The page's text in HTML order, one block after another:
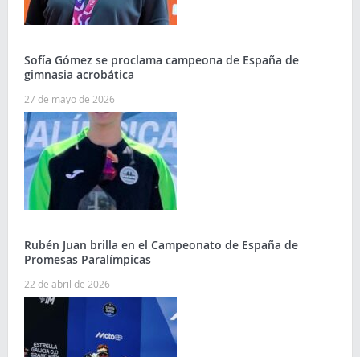
Sofía Gómez se proclama campeona de España de
gimnasia acrobática
27 de mayo de 2026
Rubén Juan brilla en el Campeonato de España de
Promesas Paralímpicas
22 de abril de 2026